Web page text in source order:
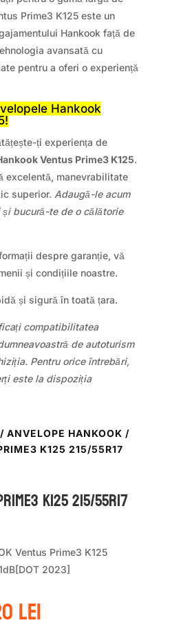
Prime3 K125 este un
Hankook față de
avansată cu
pentru a oferi o experiență
Hankook
ți experiența de
Ventus Prime3 K125.
excelentă, manevrabilitate
superior. Adaugă-le acum
bucură-te de o călătorie
despre garanție, vă
și condițiile noastre.
și sigură în toată țara.
compatibilitatea
de autoturism
Pentru orice întrebări,
este la dispoziția
/ ANVELOPE HANKOOK /
K125 215/55R17
K125 215/55R17
Ventus Prime3 K125
2023]
leiPrețul